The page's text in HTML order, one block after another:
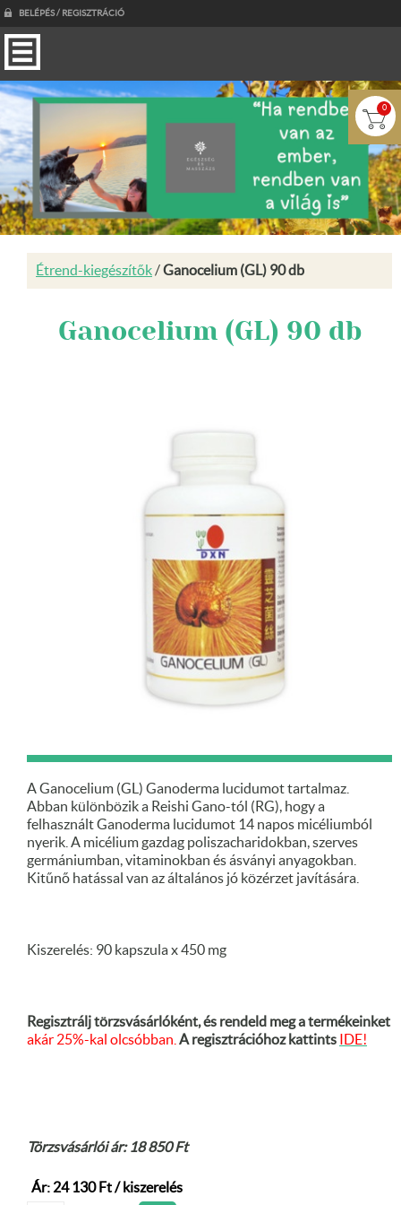
BELÉPÉS / REGISZTRÁCIÓ
0
Étrend-kiegészítők/Ganocelium (GL) 90 db
Ganocelium (GL) 90 db
A Ganocelium (GL) Ganoderma lucidumot tartalmaz.
Abban különbözik a Reishi Gano-tól (RG), hogy a
felhasznált Ganoderma lucidumot 14 napos micéliumból
nyerik. A micélium gazdag poliszacharidokban, szerves
germániumban, vitaminokban és ásványi anyagokban.
Kitűnő hatással van az általános jó közérzet javítására.
Kiszerelés: 90 kapszula x 450 mg
Regisztrálj törzsvásárlóként, és rendeld meg a termékeinket
akár 25%-kal olcsóbban. A regisztrációhoz kattints IDE!
Törzsvásárlói ár: 18 850 Ft
Ár: 24 130 Ft / kiszerelés